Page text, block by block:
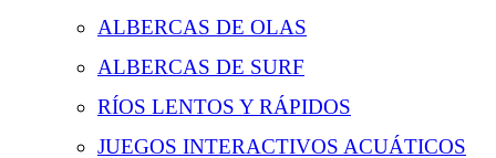
ALBERCAS DE OLAS
ALBERCAS DE SURF
RÍOS LENTOS Y RÁPIDOS
JUEGOS INTERACTIVOS ACUÁTICOS